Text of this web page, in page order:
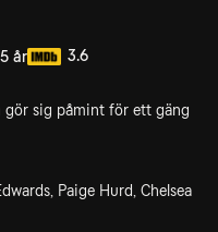
år 3.6
gör sig påmint för ett gäng
Paige Hurd, Chelsea